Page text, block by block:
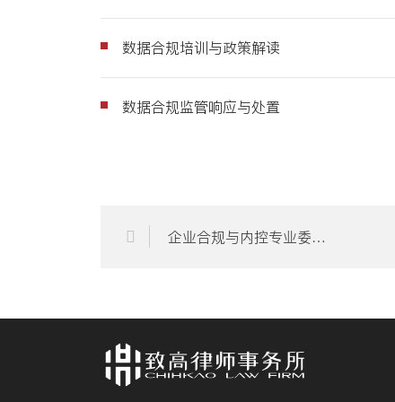
数据合规培训与政策解读
数据合规监管响应与处置
企业合规与内控专业委员会